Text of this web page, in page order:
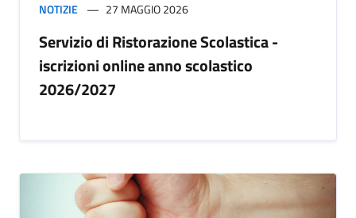
NOTIZIE 27 MAGGIO 2026
Servizio di Ristorazione Scolastica -
iscrizioni online anno scolastico
2026/2027